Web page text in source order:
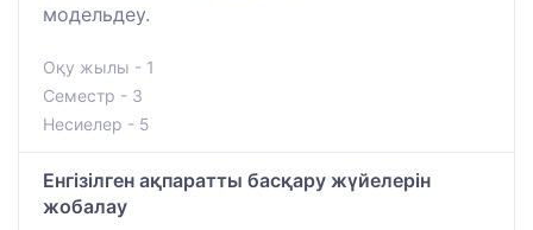
модельдеу.
Оқу жылы - 1
Семестр - 3
Несиелер - 5
Енгізілген ақпаратты басқару жүйелерін
жобалау